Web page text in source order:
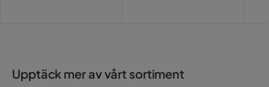
Upptäck mer av vårt sortiment